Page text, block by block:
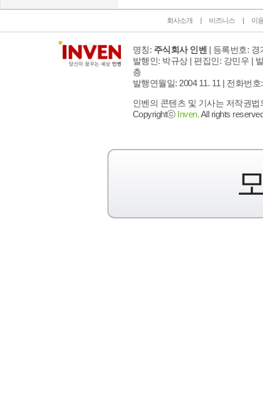
회사소개 비즈니스 이
명칭: 주식회사 인벤 | 등록번호: 경
발행인: 박규상 | 편집인: 강민우 |
층
발행연월일: 2004 11. 11 | 전화번호
인벤의 콘텐츠 및 기사는 저작권
Copyrightⓒ Inven.All rights